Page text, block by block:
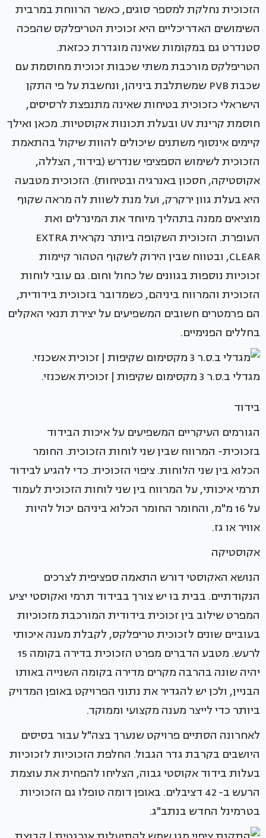
הזכוכית נחלקת למספר סוגים, כאשר הרווחת במרבית
השימושים האדריכליים היא זכוכית הטריפלקס שהפכה
סטנדרט גם במקומות שאינה מוגדרת ככזאת.
הטריפלקס מורכבת משתי שכבות זכוכית מחוסמת עם
שכבת PVB שמשתלבת ביניהן, ונחשבת על פי התקן
הישראלי כזכוכית בטיחות שאינה מתנפצת לרסיסים,
חוסמת קרינת UV ובעלת תכונות אקוסטיות. מכאן ואילך
קיימים אינסוף משתנים שיכולים להוות שיקול בהתאמת
הזכוכית לשימוש הספציפי שנדרש (בידוד, הצללה,
אקוסטיקה, חסכון באנרגיה ובטיחות). הזכוכית מטבעה
היא בעלת גוון ירקרק, ועל מנת לשוות לה מראה שקוף
מוציאים ממנה בתהליך מיוחד את המינרלים ואת
העופרת. הזכוכית השקופה ביותר נקראית EXTRA
CLEAR, ובטווח שבין הירוק לשקוף הטהור קיימות
זכוכיות נוספות בגוונים של כחול וחום. גם עובי לוחות
הזכוכית והמרווח ביניהם, כשמדובר בזכוכית בידודית,
הם פרמטרים חשובים המשפיעים על יצירת תנאי האקלים
בחללים הפנימיים.
מגדלי ב.ס.ר 3 מקסימום שקיפות | זכוכית אשכנזי.
בידוד
הגורמים העיקריים המשפיעים על איכות הבידוד
בזכוכית- המרווח שבין שני לוחות הזכוכית. החומר
הכלוא בין שני הלוחות. ציפוי הזכוכית. כדי להגיע לבידוד
תרמי איכותי, על המרווח בין שני לוחות הזכוכית לעמוד
על 16 מ"מ, והחומר החומר הכלוא ביניהם יכול להיות
אוויר או גז.
אקוסטיקה
הנושא האקוסטי דורש התאמה ספציפית לצרכים
הנקודתיים. בבית בו יש צורך בבידוד תרמי ואקוסטי יציע
המפרט שילוב בין זכוכית בידודית המורכבת מזכוכיות
בעוביים שונים לזכוכית טריפלקס, לקבלת מענה איכותי
לרעש. מטבע הדברים מפרט הזכוכית בדירה בקומה 15
יהיה שונה בהרבה מקרים מדירה בקומה השנייה באותו
הבניין, ולכן יש להגדיר את נתוני הפרויקט באופן המדויק
ביותר כדי לייצר מענה מקצועי וממוקד.
לאחרונה הסתיים פרויקט שנערך בצה"ל עבור בסיסים
היושבים בקרבת גדר הגבול. החלפת הזכוכיות לזכוכיות
בעלות בידוד אקוסטי גבוה, הצליחו להפחית את עוצמת
הרעש ב- 42 דציבלים. באופן דומה טופלו גם הזכוכיות
בטרמינל החדש בנתב"ג.